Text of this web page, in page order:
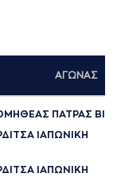
ΑΓΩΝΑΣ
ΠΑΤΡΑΣ
ΙΑΠΩΝΙΚΗ
ΙΑΠΩΝΙΚΗ